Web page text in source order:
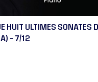
HUIT ULTIMES SONATES
– 7/12